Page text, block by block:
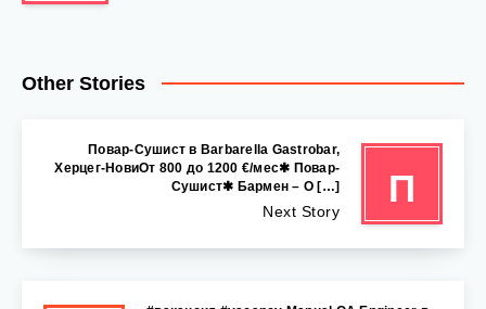
Other Stories
П
Повар-Сушист в Barbarella Gastrobar,
Херцег-НовиОт 800 до 1200 €/мес✱ Повар-
Сушист✱ Бармен – О […]
Next Story